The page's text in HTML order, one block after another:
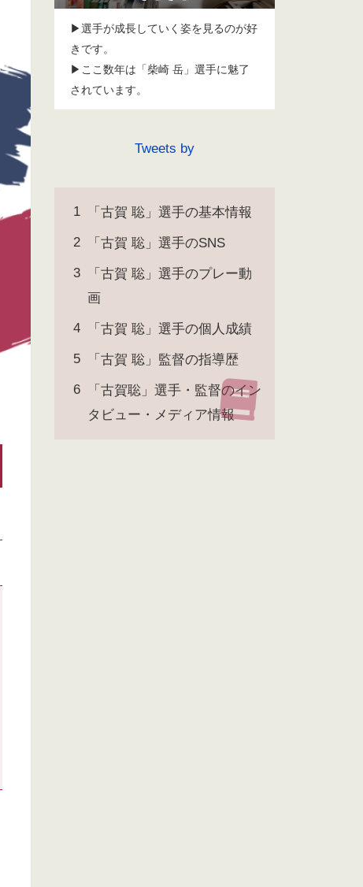
▶選手が成長していく姿を見るのが好
きです。
▶ここ数年は「柴崎 岳」選手に魅了
されています。
Tweets by
「古賀 聡」選手の基本情報
「古賀 聡」選手のSNS
「古賀 聡」選手のプレー動
画
「古賀 聡」選手の個人成績
「古賀 聡」監督の指導歴
「古賀聡」選手・監督のイン
タビュー・メディア情報